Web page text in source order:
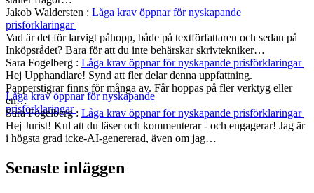
Låga krav öppnar för nyskapande
prisförklaringar
Jakob Waldersten : Låga krav öppnar för nyskapande
prisförklaringar
Vad är det för larvigt påhopp, både på textförfattaren och sedan på
Inköpsrådet? Bara för att du inte behärskar skrivtekniker…
Sara Fogelberg : Låga krav öppnar för nyskapande prisförklaringar
Hej Upphandlare! Synd att fler delar denna uppfattning.
Papperstigrar finns för många av. Får hoppas på fler verktyg eller
en…
Sara Fogelberg: Låga krav öppnar för nyskapande prisförklaringar
Hej Jurist! Kul att du läser och kommenterar - och engagerar! Jag är
i högsta grad icke-AI-genererad, även om jag…
Senaste inläggen